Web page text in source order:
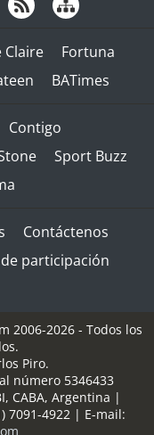
Claire
Fortuna
BATimes
Contigo
Sport Buzz
Contáctenos
de participación
2006-2026 - Todos los
Piro.
número 5346433
, CABA, Argentina |
7091-4922 | E-mail: